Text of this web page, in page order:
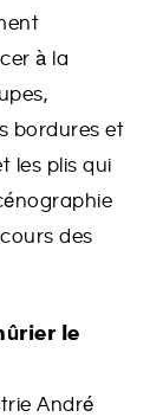
à la
bordures et
les plis qui
des
le
André